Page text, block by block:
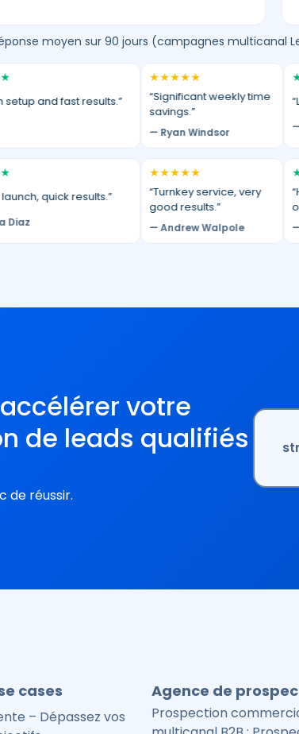
moyen sur 90 jours (campagnes multicanal
fast results.”
★★
“Significant weekly time
savings.”
— Ryan Windsor
★
“Long
— terry
quick results.”
★★
“Turnkey service, very
good results.”
— Andrew Walpole
★
“Huge
our
—
votre
de leads qualifiés
de réussir.
cases
– Dépassez vos
Agence de
Prospection